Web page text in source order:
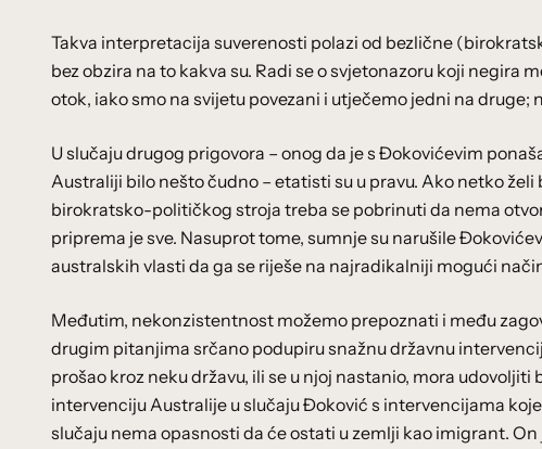
Takva interpretacija suverenosti polazi od bezlične
bez obzira na to kakva su. Radi se o svjetonazoru koji
otok, iako smo na svijetu povezani i utječemo jedni na
U slučaju drugog prigovora – onog da je s Đokovićevim
Australiji bilo nešto čudno – etatisti su u pravu. Ako netko
birokratsko-političkog stroja treba se pobrinuti da nema
priprema je sve. Nasuprot tome, sumnje su narušile
australskih vlasti da ga se riješe na najradikalniji mogući
Međutim, nekonzistentnost možemo prepoznati i među
drugim pitanjima srčano podupiru snažnu državnu
prošao kroz neku državu, ili se u njoj nastanio, mora
intervenciju Australije u slučaju Đoković s intervencijama
slučaju nema opasnosti da će ostati u zemlji kao imigrant.